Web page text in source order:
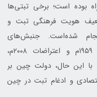
بوده است؛ برخی تبتی‌ها
هویت فرهنگی تبت و
شده‌است. جنبش‌های
استقلال‌طلبانه در گذشته، مانند قیام ۱۹۵۹م و اعتراضات ۲۰۰۸م،
این حال، دولت چین بر
و ادغام تبت در چین